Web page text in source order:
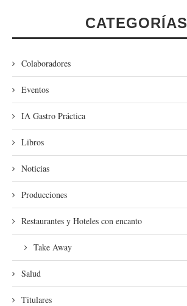
CATEGORÍAS
Colaboradores
Eventos
IA Gastro Práctica
Libros
Noticias
Producciones
Restaurantes y Hoteles con encanto
Take Away
Salud
Titulares